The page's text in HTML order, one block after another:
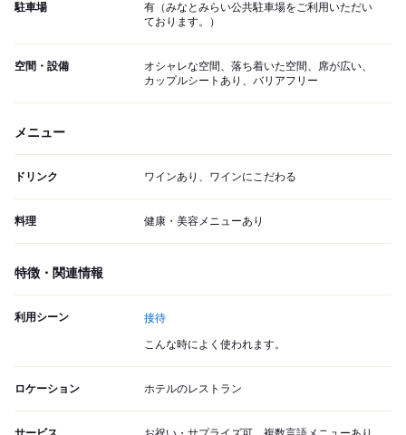
駐車場
有（みなとみらい公共駐車場をご利用いただい
ております。）
空間・設備
オシャレな空間、落ち着いた空間、席が広い、
カップルシートあり、バリアフリー
メニュー
ドリンク ワインあり、ワインにこだわる
料理 健康・美容メニューあり
特徴・関連情報
利用シーン 接待
こんな時によく使われます。
ロケーション ホテルのレストラン